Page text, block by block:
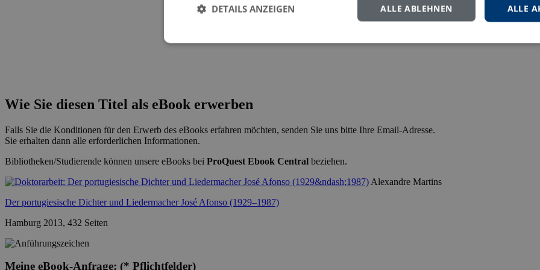
Wie Sie diesen Titel als eBook erwerben
Falls Sie die Konditionen für den Erwerb des eBooks erfahren möchten, senden Sie uns bitte Ihre Email-Adresse.
Sie erhalten dann alle erforderlichen Informationen.
Bibliotheken/Studierende können unsere eBooks bei ProQuest Ebook Central beziehen.
Alexandre Martins
Der portugiesische Dichter und Liedermacher José Afonso (1929–1987)
Hamburg 2013, 432 Seiten
Meine eBook-Anfrage: (* Pflichtfelder)
ALLE
ALLE ABLEHNEN
DETAILS ANZEIGEN